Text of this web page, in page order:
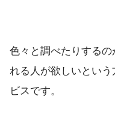
色々と調べたりする
れる人が欲しいとい
ビスです。